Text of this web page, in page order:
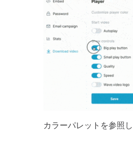
カラーパレットを参照